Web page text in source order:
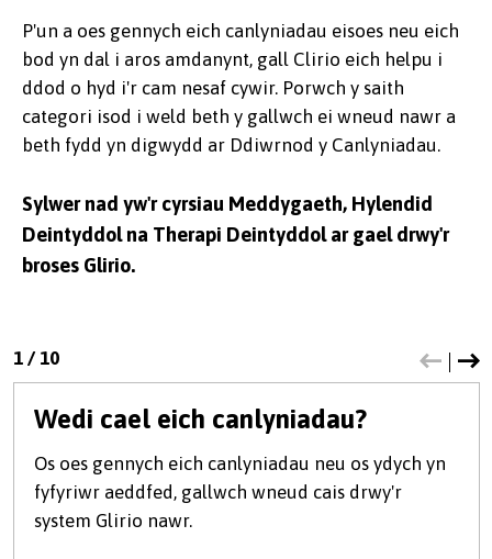
P'un a oes gennych eich canlyniadau eisoes neu eich
bod yn dal i aros amdanynt, gall Clirio eich helpu i
ddod o hyd i'r cam nesaf cywir. Porwch y saith
categori isod i weld beth y gallwch ei wneud nawr a
beth fydd yn digwydd ar Ddiwrnod y Canlyniadau.
Sylwer nad yw'r cyrsiau Meddygaeth, Hylendid
Deintyddol na Therapi Deintyddol ar gael drwy'r
broses Glirio.
Wedi cael eich canlyniadau?
Os oes gennych eich canlyniadau neu os ydych yn
fyfyriwr aeddfed, gallwch wneud cais drwy'r
system Glirio nawr.
1/ 10